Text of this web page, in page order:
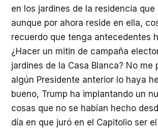
en los jardines de la residencia que
aunque por ahora reside en ella,
recuerdo que tenga antecedentes
¿Hacer un mitin de campaña
jardines de la Casa Blanca? No me
algún Presidente anterior lo haya
bueno, Trump ha implantando un
cosas que no se habían hecho
día en que juró en el Capitolio ser